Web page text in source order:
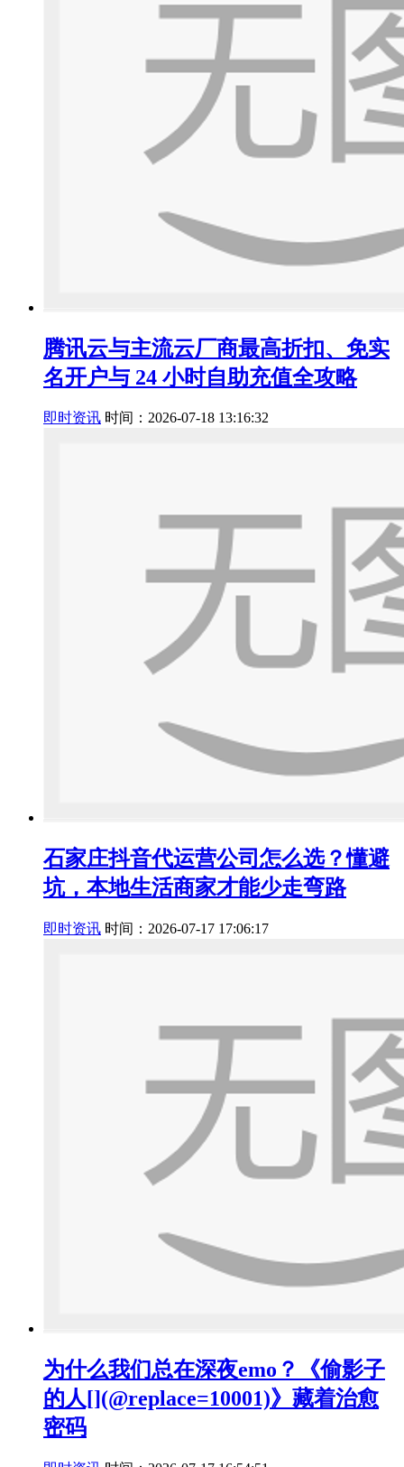
腾讯云与主流云厂商最高折扣、免实
名开户与 24 小时自助充值全攻略
即时资讯 时间：2026-07-18 13:16:32
石家庄抖音代运营公司怎么选？懂避
坑，本地生活商家才能少走弯路
即时资讯 时间：2026-07-17 17:06:17
为什么我们总在深夜emo？《偷影子
的人[](@replace=10001)》藏着治愈
密码